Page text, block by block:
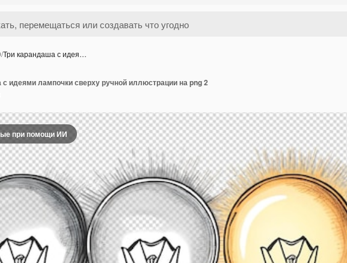
/Три карандаша с идея…
при помощи ИИ
идеями лампочки сверху ручной иллюстрации на png 2